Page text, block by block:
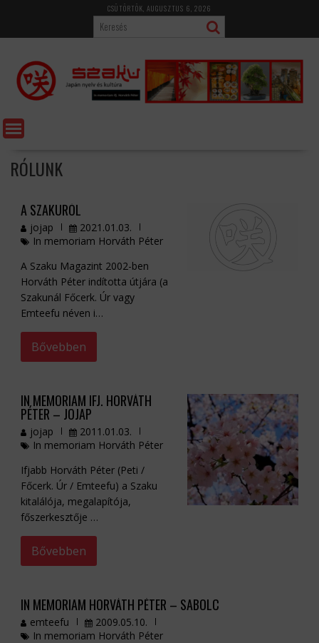
content
CSÜTÖRTÖK, AUGUSZTUS 6, 2026
RÓLUNK
A SZAKURÓL
jojap
2021.01.03.
In memoriam Horváth Péter
A Szaku Magazint 2002-ben
Horváth Péter indította útjára (a
Szakunál Főcerk. Úr vagy
Emteefu néven i…
Bővebben
IN MEMORIAM IFJ. HORVÁTH
PÉTER – JOJAP
jojap
2011.01.03.
In memoriam Horváth Péter
Ifjabb Horváth Péter (Peti /
Főcerk. Úr / Emteefu) a Szaku
kitalálója, megalapítója,
főszerkesztője …
Bővebben
IN MEMORIAM HORVÁTH PÉTER – SABOLC
emteefu
2009.05.10.
In memoriam Horváth Péter